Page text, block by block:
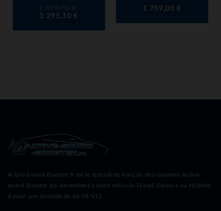
Prix
de
base
1 439,00 €
1 295,10 €
Prix1 759,00 €
Active-Sound-Booster.fr est le spécialiste français des systèmes Active
sound Booster qui permettent à votre véhicule Diesel, Essence ou Hybride
d'avoir une sonorité de V6 V8 V12.